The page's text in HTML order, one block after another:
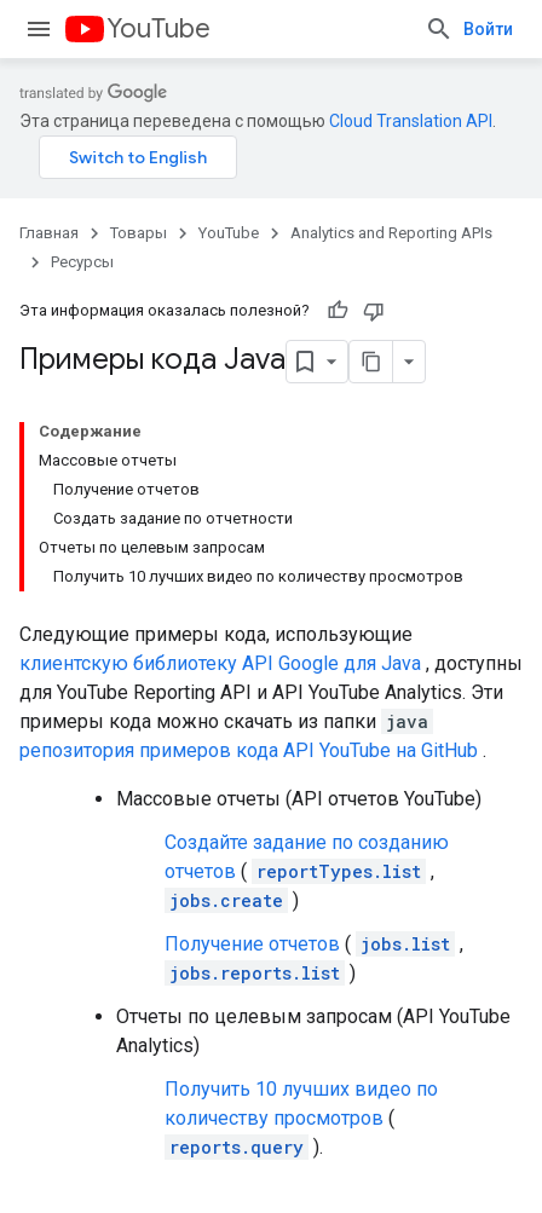
YouTube Войти
Эта страница переведена с помощью Cloud Translation API
Главная Товары YouTube
Analytics and Reporting APIs
Ресурсы
Эта информация оказалась полезной?
Примеры кода Java
Содержание
Массовые отчеты
Получение отчетов
Создать задание по отчетности
Отчеты по целевым запросам
Получить 10 лучших видео по количеству просмотров
Следующие примеры кода, использующие
клиентскую библиотеку API Google для Java , доступны
для YouTube Reporting API и API YouTube Analytics. Эти
примеры кода можно скачать из папки java
репозитория примеров кода API YouTube на GitHub .
Массовые отчеты (API отчетов YouTube)
Создайте задание по созданию
отчетов ( reportTypes.list ,
jobs.create )
Получение отчетов ( jobs.list ,
jobs.reports.list )
Отчеты по целевым запросам (API YouTube
Analytics)
Получить 10 лучших видео по
количеству просмотров (
reports.query ).